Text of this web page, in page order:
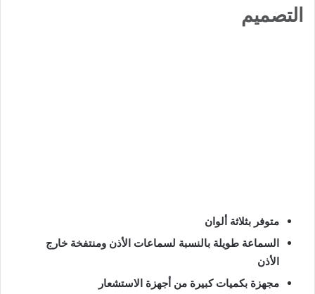
التصميم
متوفر بثلاثة ألوان
السماعة طويلة بالنسبة لسماعات الأذن ومنتفخة خارج
الأذن
مجهزة بكميات كبيرة من أجهزة الاستشعار